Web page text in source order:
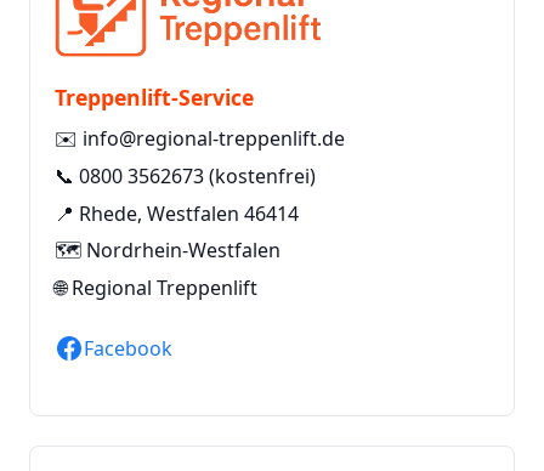
Treppenlift-Service
✉️ info@regional-treppenlift.de
📞 0800 3562673(kostenfrei)
📍 Rhede, Westfalen 46414
🗺️ Nordrhein-Westfalen
🌐Regional Treppenlift
Facebook